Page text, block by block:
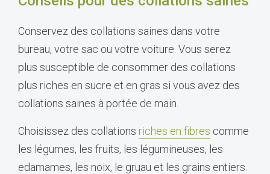
Conservez des collations saines dans votre
bureau, votre sac ou votre voiture. Vous serez
plus susceptible de consommer des collations
plus riches en sucre et en gras si vous avez des
collations saines à portée de main.
Choisissez des collations riches en fibres comme
les légumes, les fruits, les légumineuses, les
edamames, les noix, le gruau et les grains entiers.